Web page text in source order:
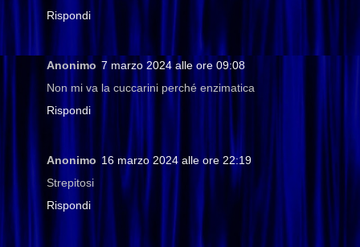
Rispondi
Anonimo 7 marzo 2024 alle ore 09:08
Non mi va la cuccarini perché enzimatica
Rispondi
Anonimo 16 marzo 2024 alle ore 22:19
Strepitosi
Rispondi